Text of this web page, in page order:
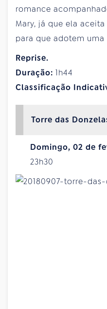
romance
Mary, já que ela
para que adotem uma
Reprise.
Duração: 1h44
Classificação
Torre das
Domingo, 02 de
23h30